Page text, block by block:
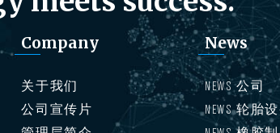
Company
关于我们
公司宣传片
News
NEWS 公司
NEWS 轮胎